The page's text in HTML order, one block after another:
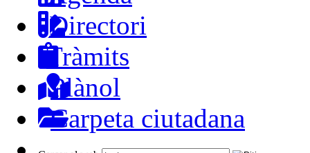
Directori
Tràmits
Plànol
Carpeta ciutadana